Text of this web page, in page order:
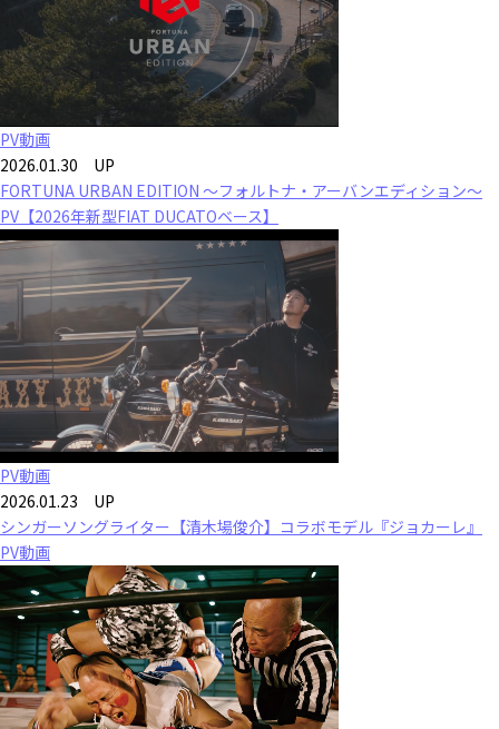
PV動画
2026.01.30 UP
FORTUNA URBAN EDITION ～フォルトナ・アーバンエディション～
PV【2026年新型FIAT DUCATOベース】
PV動画
2026.01.23 UP
シンガーソングライター【清木場俊介】コラボモデル『ジョカーレ』
PV動画